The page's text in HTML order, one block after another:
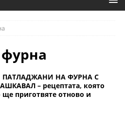
ПАТЛАДЖАНИ НА ФУРНА С
– рецептата, която
ще приготвяте отново и